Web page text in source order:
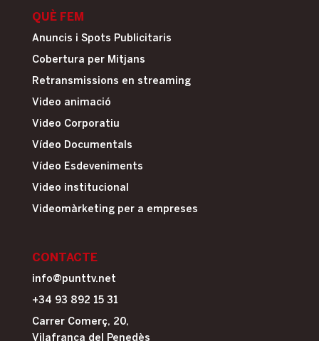
QUÈ FEM
Anuncis i Spots Publicitaris
Cobertura per Mitjans
Retransmissions en streaming
Video animació
Video Corporatiu
Vídeo Documentals
Vídeo Esdeveniments
Video institucional
Videomàrketing per a empreses
CONTACTE
info@punttv.net
+34 93 892 15 31
Carrer Comerç, 20,
Vilafranca del Penedès